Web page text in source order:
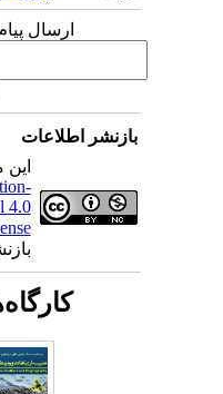
ارسال
بازنشر اطلاعات
این
4.0